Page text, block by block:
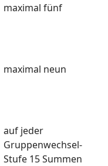
maximal fünf
maximal neun
auf jeder
Gruppenwechsel-
Stufe 15 Summen